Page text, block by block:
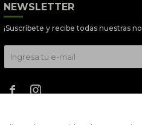
NEWSLETTER
¡Suscríbete y recibe todas nuestras
 